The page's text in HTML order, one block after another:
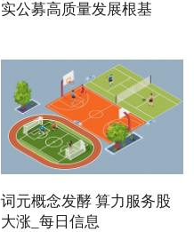
实公募高质量发展根基
词元概念发酵 算力服务股
大涨_每日信息